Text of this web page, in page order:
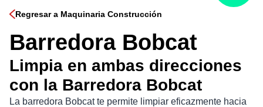
Regresar a Maquinaria Construcción
Barredora Bobcat
Limpia en ambas direcciones
con la Barredora Bobcat
La barredora Bobcat te permite limpiar eficazmente hacia